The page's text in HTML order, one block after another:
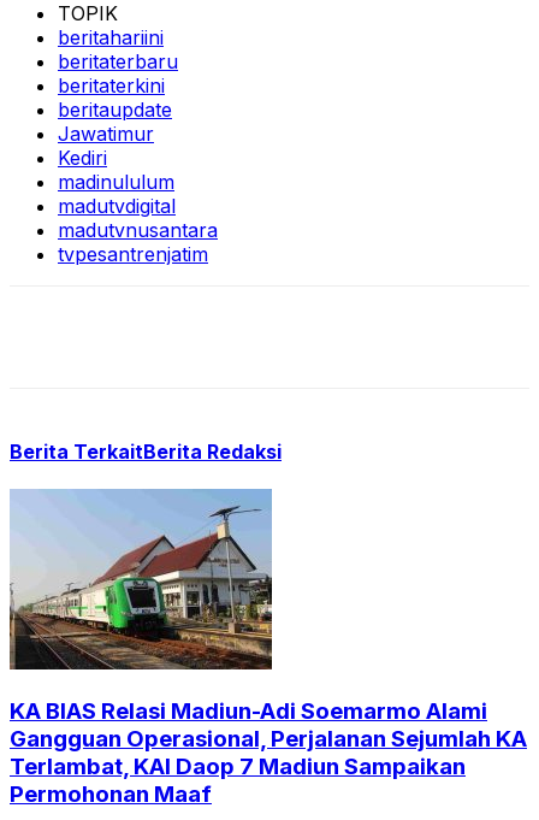
TOPIK
beritahariini
beritaterbaru
beritaterkini
beritaupdate
Jawatimur
Kediri
madinululum
madutvdigital
madutvnusantara
tvpesantrenjatim
Berita TerkaitBerita Redaksi
KA BIAS Relasi Madiun-Adi Soemarmo Alami
Gangguan Operasional, Perjalanan Sejumlah KA
Terlambat, KAI Daop 7 Madiun Sampaikan
Permohonan Maaf